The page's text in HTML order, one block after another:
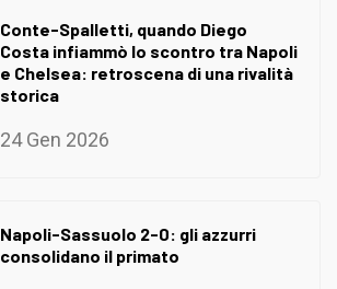
Conte-Spalletti, quando Diego
Costa infiammò lo scontro tra Napoli
e Chelsea: retroscena di una rivalità
storica
24 Gen 2026
Napoli-Sassuolo 2-0: gli azzurri
consolidano il primato